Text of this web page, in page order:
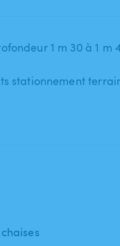
1 m 30 à 1 m
stationnement